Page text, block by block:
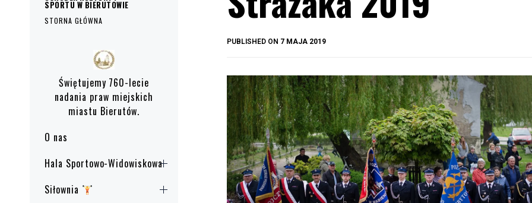
SPORTU W BIERUTOWIE
STORNA GŁÓWNA
Świętujemy 760-lecie
nadania praw miejskich
miastu Bierutów.
O nas
Hala Sportowo-Widowiskowa
Siłownia
PUBLISHED ON 7 MAJA 2019